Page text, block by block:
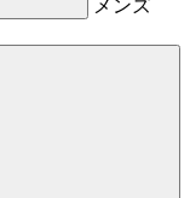
メンズ